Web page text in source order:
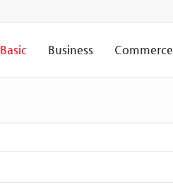
Basic Business Commerce